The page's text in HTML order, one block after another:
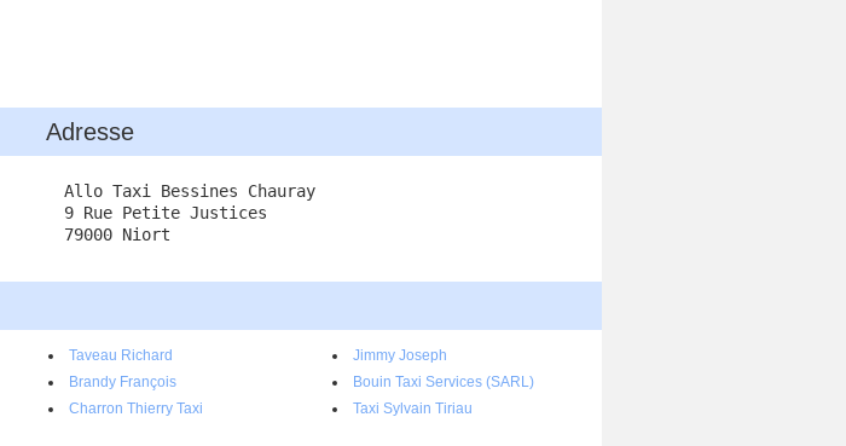
Adresse
Allo Taxi Bessines Chauray
9 Rue Petite Justices
79000 Niort
Taveau Richard
Jimmy Joseph
Brandy François
Bouin Taxi Services (SARL)
Charron Thierry Taxi Taxi Sylvain Tiriau